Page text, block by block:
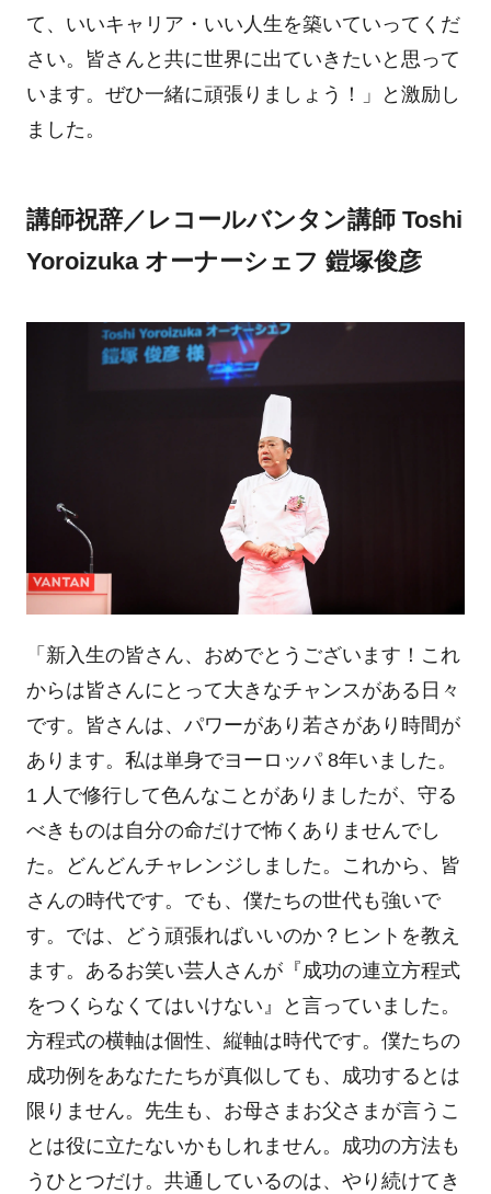
て、いいキャリア・いい人生を築いていってくだ
さい。皆さんと共に世界に出ていきたいと思って
います。ぜひ一緒に頑張りましょう！」と激励し
ました。
講師祝辞／レコールバンタン講師 Toshi
Yoroizuka オーナーシェフ 鎧塚俊彦
「新入生の皆さん、おめでとうございます！これ
からは皆さんにとって大きなチャンスがある日々
です。皆さんは、パワーがあり若さがあり時間が
あります。私は単身でヨーロッパ 8年いました。
1 人で修行して色んなことがありましたが、守る
べきものは自分の命だけで怖くありませんでし
た。どんどんチャレンジしました。これから、皆
さんの時代です。でも、僕たちの世代も強いで
す。では、どう頑張ればいいのか？ヒントを教え
ます。あるお笑い芸人さんが『成功の連立方程式
をつくらなくてはいけない』と言っていました。
方程式の横軸は個性、縦軸は時代です。僕たちの
成功例をあなたたちが真似しても、成功するとは
限りません。先生も、お母さまお父さまが言うこ
とは役に立たないかもしれません。成功の方法も
うひとつだけ。共通しているのは、やり続けてき